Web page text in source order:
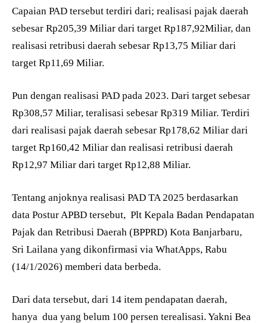
Capaian PAD tersebut terdiri dari; realisasi pajak daerah
sebesar Rp205,39 Miliar dari target Rp187,92Miliar, dan
realisasi retribusi daerah sebesar Rp13,75 Miliar dari
target Rp11,69 Miliar.
Pun dengan realisasi PAD pada 2023. Dari target sebesar
Rp308,57 Miliar, teralisasi sebesar Rp319 Miliar. Terdiri
dari realisasi pajak daerah sebesar Rp178,62 Miliar dari
target Rp160,42 Miliar dan realisasi retribusi daerah
Rp12,97 Miliar dari target Rp12,88 Miliar.
Tentang anjoknya realisasi PAD TA 2025 berdasarkan
data Postur APBD tersebut, Plt Kepala Badan Pendapatan
Pajak dan Retribusi Daerah (BPPRD) Kota Banjarbaru,
Sri Lailana yang dikonfirmasi via WhatApps, Rabu
(14/1/2026) memberi data berbeda.
Dari data tersebut, dari 14 item pendapatan daerah,
hanya dua yang belum 100 persen terealisasi. Yakni Bea